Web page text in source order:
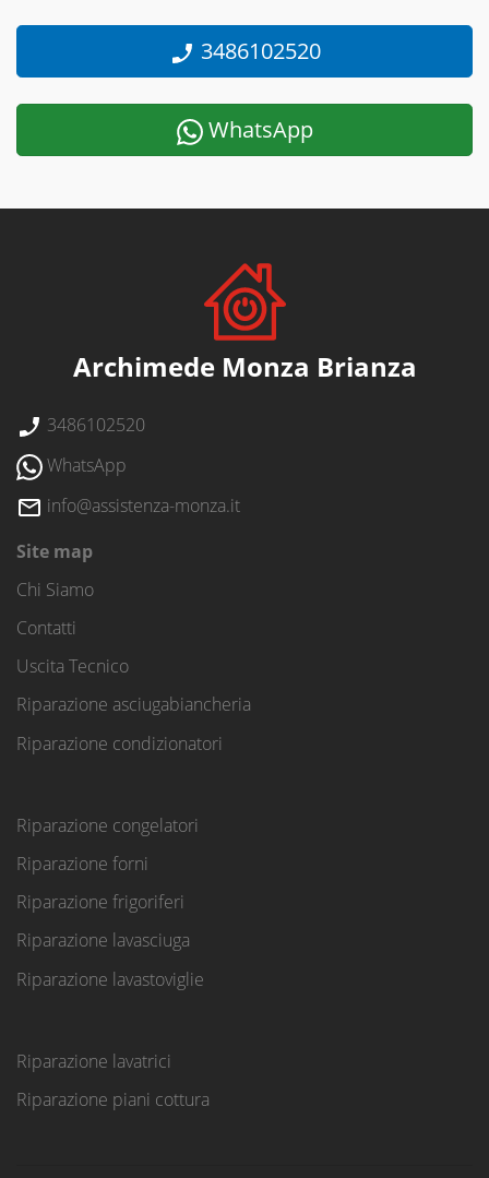
3486102520
WhatsApp
Archimede Monza Brianza
3486102520
WhatsApp
info@assistenza-monza.it
Site map
Chi Siamo
Contatti
Uscita Tecnico
Riparazione asciugabiancheria
Riparazione condizionatori
Riparazione congelatori
Riparazione forni
Riparazione frigoriferi
Riparazione lavasciuga
Riparazione lavastoviglie
Riparazione lavatrici
Riparazione piani cottura